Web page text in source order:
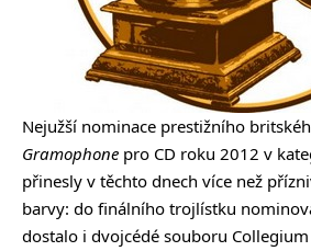
Nejužší nominace prestižního
Gramophone pro CD roku 2012 v
přinesly v těchto dnech více než
barvy: do finálního trojlístku
dostalo i dvojcédé souboru